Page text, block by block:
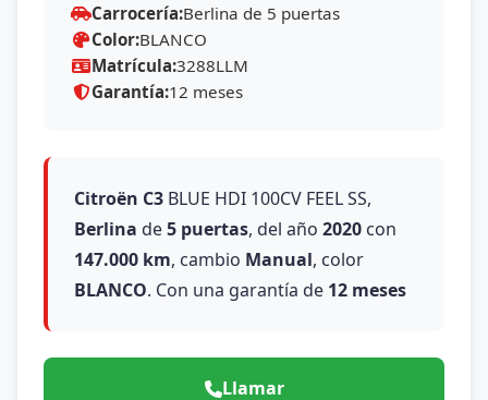
Carrocería:Berlina de 5 puertas
Color:BLANCO
Matrícula:3288LLM
Garantía:12 meses
Citroën C3 BLUE HDI 100CV FEEL SS,
Berlina de5 puertas, del año 2020 con
147.000 km, cambio Manual, color
BLANCO. Con una garantía de 12 meses
Llamar